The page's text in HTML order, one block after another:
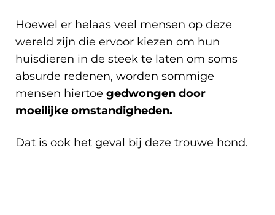
Hoewel er helaas veel mensen op deze
wereld zijn die ervoor kiezen om hun
huisdieren in de steek te laten om soms
absurde redenen, worden sommige
mensen hiertoe gedwongen door
moeilijke omstandigheden.
Dat is ook het geval bij deze trouwe hond.